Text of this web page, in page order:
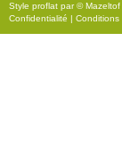
Style proflat par ©Mazeltof
Confidentialité | Conditions